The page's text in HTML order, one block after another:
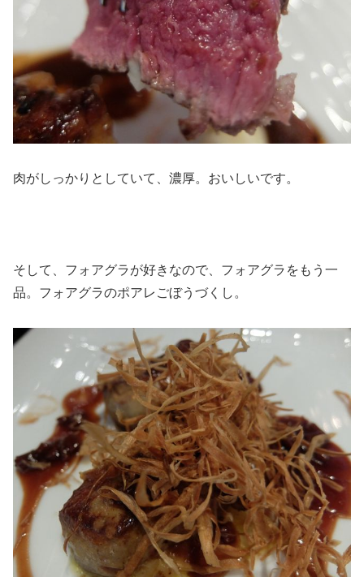
肉がしっかりとしていて、濃厚。おいしいです。
そして、フォアグラが好きなので、フォアグラをもう一
品。フォアグラのポアレごぼうづくし。